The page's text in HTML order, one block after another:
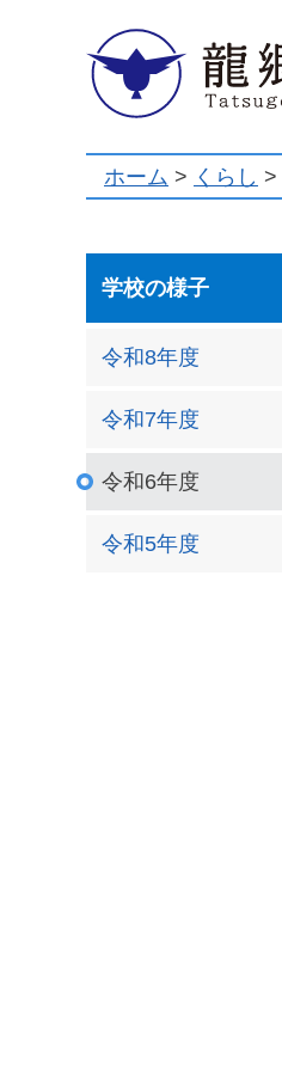
龍郷町
ホーム > くらし >
学校の様子
令和8年度
令和7年度
令和6年度
令和5年度